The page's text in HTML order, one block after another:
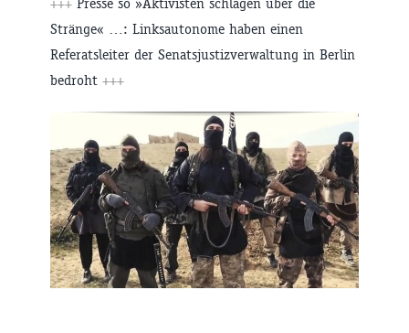
+++ Presse so »Aktivisten schlagen über die
Stränge« …: Linksautonome haben einen
Referatsleiter der Senatsjustizverwaltung in Berlin
bedroht +++